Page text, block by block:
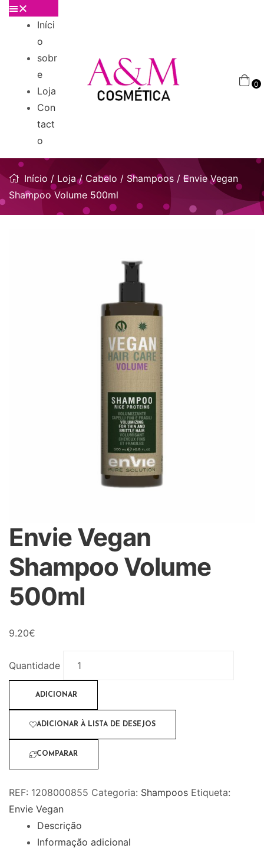
Iníci
o
sobr
e
Loja
Con
tact
o
0
Início / Loja/Cabelo / Shampoos / Envie Vegan
Shampoo Volume 500ml
Envie Vegan
Shampoo Volume
500ml
9.20€
Quantidade
ADICIONAR
ADICIONAR À LISTA DE DESEJOS
COMPARAR
REF: 1208000855 Categoria: Shampoos Etiqueta:
Envie Vegan
Descrição
Informação adicional